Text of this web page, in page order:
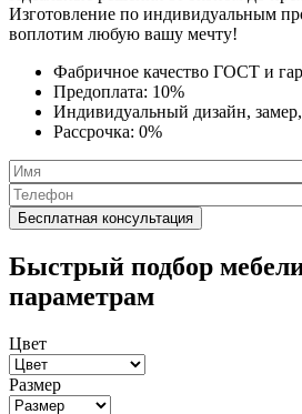
Изготовление по индивидуальным
воплотим любую вашу мечту!
Фабричное качество ГОСТ и
Предоплата: 10%
Индивидуальный дизайн, замер,
Рассрочка: 0%
Быстрый подбор
параметрам
Цвет
Размер